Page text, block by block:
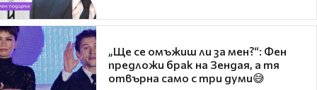
„Ще се омъжиш ли за мен?“: Фен
предложи брак на Зендая, а тя
отвърна само с три думи😅